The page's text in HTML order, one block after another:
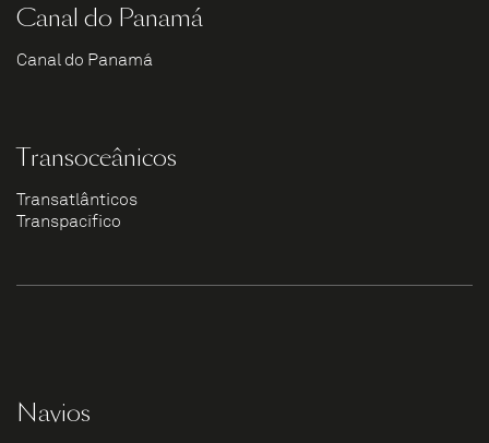
Canal do Panamá
Canal do Panamá
Transoceânicos
Transatlânticos
Transpacífico
Navios